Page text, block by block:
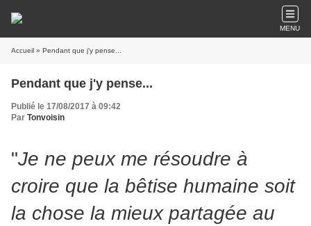
MENU
Accueil » Pendant que j'y pense...
Pendant que j'y pense...
Publié le 17/08/2017 à 09:42
Par Tonvoisin
"Je ne peux me résoudre à
croire que la bêtise humaine soit
la chose la mieux partagée au